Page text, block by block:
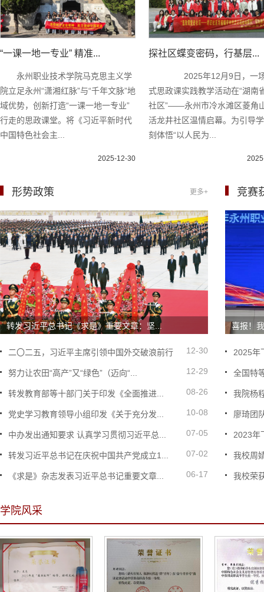
“一课一地一专业” 精准...
​永州职业技术学院马克思主义学
院立足永州“潇湘红脉”与“千年文脉”地
域优势，创新打造“一课一地一专业”
行走的思政课堂。将《习近平新时代
中国特色社会主...
2025-12-30
探社区蝶变密码，行基层...
2025年12月9日，一
式思政课实践教学活动在“湖南
社区”——永州市冷水滩区菱角
活龙井社区温情启幕。为引导
刻体悟“以人民为...
更多+
形势政策
转发习近平总书记《求是》重要文章：坚...
12-30
二〇二五，习近平主席引领中国外交破浪前行
12-29
努力让农田“高产”又“绿色”（迈向“...
08-26
转发教育部等十部门关于印发《全面推进...
10-08
党史学习教育领导小组印发《关于充分发...
07-05
中办发出通知要求 认真学习贯彻习近平总...
07-02
转发习近平总书记在庆祝中国共产党成立1...
06-17
《求是》杂志发表习近平总书记重要文章...
竞赛
喜报！
2025年
全国特
我院杨
廖琦团
2023年
我校周
我校荣
学院风采